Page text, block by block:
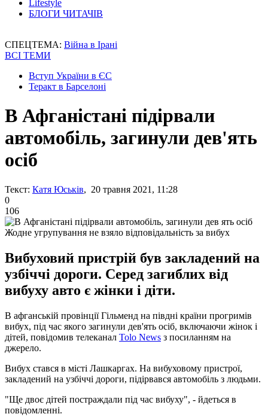
Lifestyle
БЛОГИ ЧИТАЧІВ
СПЕЦТЕМА: Війна в Ірані
ВСІ ТЕМИ
Вступ України в ЄС
Теракт в Барселоні
В Афганістані підірвали
автомобіль, загинули дев'ять
осіб
Текст: Катя Юськів, 20 травня 2021, 11:28
0
106
Жодне угрупування не взяло відповідальність за вибух
Вибуховий пристрій був закладений на
узбіччі дороги. Серед загиблих від
вибуху авто є жінки і діти.
В афганській провінції Гільменд на півдні країни прогримів
вибух, під час якого загинули дев'ять осіб, включаючи жінок і
дітей, повідомив телеканал Tolo News з посиланням на
джерело.
Вибух стався в місті Лашкаргах. На вибуховому пристрої,
закладений на узбіччі дороги, підірвався автомобіль з людьми.
"Ще двоє дітей постраждали під час вибуху", - йдеться в
повідомленні.